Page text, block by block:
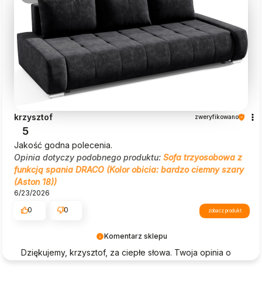
Komentarz sklepu
Dziękujemy, krzysztof, za ciepłe słowa. Twoja opinia o
krzysztof zweryfikowano
5
Jakość godna polecenia.
Opinia dotyczy podobnego produktu: Sofa trzyosobowa z
funkcją spania DRACO (Kolor obicia: bardzo ciemny szary
(Aston 18))
6/23/2026
0
0 zobacz produkt